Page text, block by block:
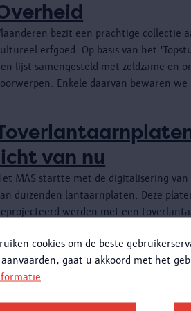
cookies om de beste
gaat u akkoord met het
bezit een prachtige collectie
erfgoed. Op basis van het
lijst samengesteld met zeldzame en
Enkele daarvan bewaren we
van nu
MAS startte met de digitalisering van
duizenden lantaarnplaten. Deze
werden met een